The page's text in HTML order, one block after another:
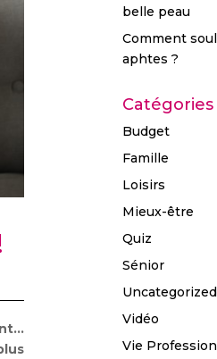
belle peau
Comment
aphtes ?
Catégories
Budget
Famille
Loisirs
Mieux-être
Quiz
Sénior
Uncategorized
Vidéo
Vie